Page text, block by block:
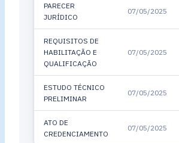
PARECER
JURÍDICO
07/05/2025
REQUISITOS DE
HABILITAÇÃO E
QUALIFICAÇÃO
07/05/2025
ESTUDO TÉCNICO
PRELIMINAR
07/05/2025
ATO DE
CREDENCIAMENTO
07/05/2025